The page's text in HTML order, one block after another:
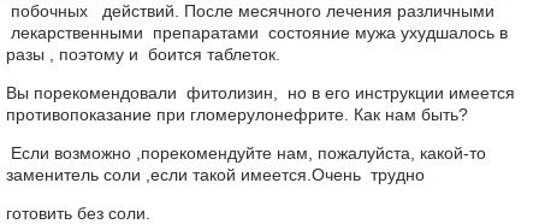
побочных действий. После месячного лечения различными
лекарственными препаратами состояние мужа ухудшалось в
разы , поэтому и боится таблеток.
Вы порекомендовали фитолизин, но в его инструкции имеется
противопоказание при гломерулонефрите. Как нам быть?
Если возможно ,порекомендуйте нам, пожалуйста, какой-то
заменитель соли ,если такой имеется.Очень трудно
готовить без соли.